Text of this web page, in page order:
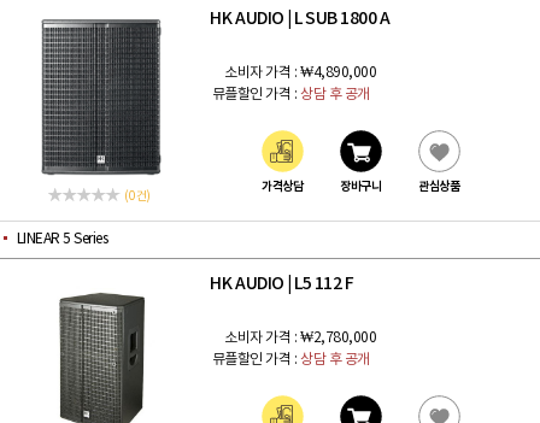
(0 건)
HK AUDIO L SUB 1800 A
소비자 가격 : ₩4,890,000
뮤플할인 가격 : 상담 후 공개
가격상담 장바구니 관심상품
LINEAR 5 Series
HK AUDIO L5 112 F
소비자 가격 : ₩2,780,000
뮤플할인 가격 : 상담 후 공개